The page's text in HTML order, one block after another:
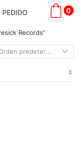
PEDIDO 0
Records”